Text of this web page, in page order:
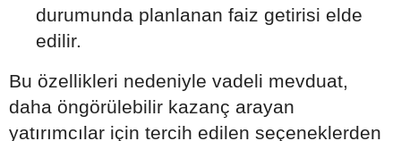
durumunda planlanan faiz getirisi elde
edilir.
Bu özellikleri nedeniyle vadeli mevduat,
daha öngörülebilir kazanç arayan
yatırımcılar için tercih edilen seçeneklerden